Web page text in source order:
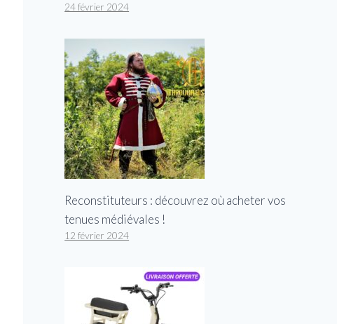
24 février 2024
Reconstituteurs : découvrez où acheter vos
tenues médiévales !
12 février 2024